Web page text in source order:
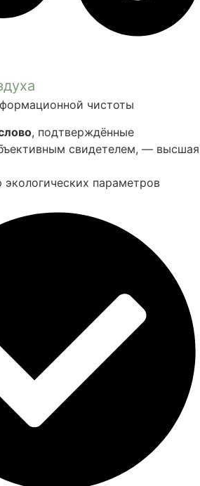
чистоты
, подтверждённые
свидетелем, — высшая
параметров